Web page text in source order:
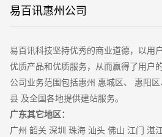
3、添加功能模块
网站的基础模板设计完成之后，就可
模块了。模块的添加也是非常便利的，
常多的模块可以供大家去选择。将自己
便会出现在页面中，推动模板来让页面
4、网站的优化
上述的三个步骤完成以后，网站基本
候，需要通过网站优化让网站变得更加
客户的满意是我们唯一的宗旨
易百讯惠州公司
易百讯科技坚持优秀的商业道德，以用
优质产品和优质服务，从而赢得了用户
公司业务范围包括惠州 惠城区、 惠阳区
县 及全国各地提供建站服务。
广东其它地区：
广州 韶关 深圳 珠海 汕头 佛山 江门 湛